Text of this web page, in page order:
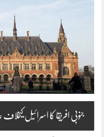
جنوبی افریقا کا اسرائیل